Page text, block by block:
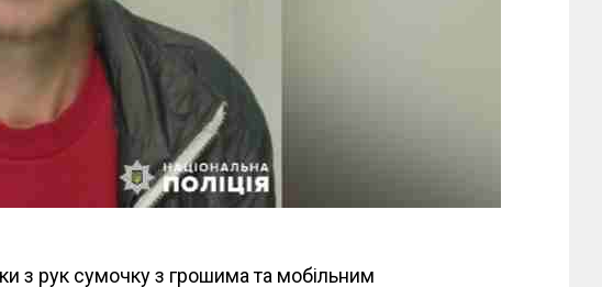
з рук сумочку з грошима та мобільним